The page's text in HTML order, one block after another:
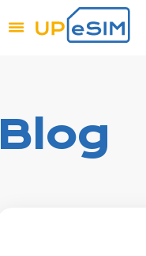
Blog